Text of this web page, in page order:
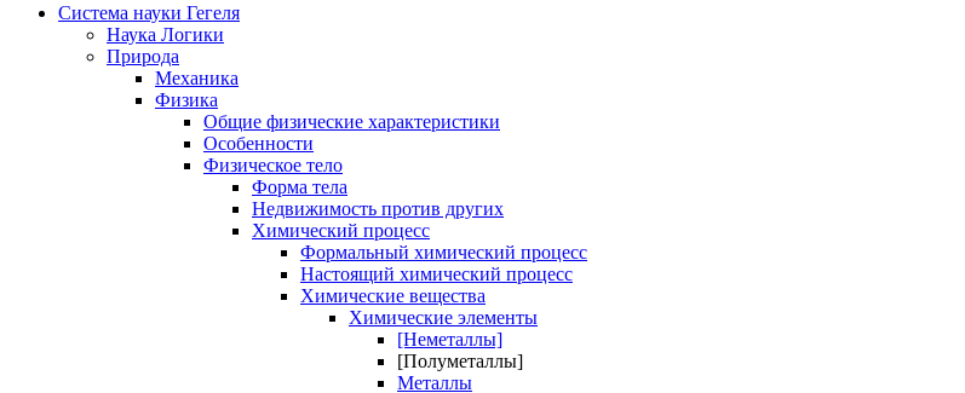
Система науки Гегеля
Наука Логики
Природа
Механика
Физика
Общие физические характеристики
Особенности
Физическое тело
Форма тела
Недвижимость против других
Химический процесс
Формальный химический процесс
Настоящий химический процесс
Химические вещества
Химические элементы
[Неметаллы]
[Полуметаллы]
Металлы